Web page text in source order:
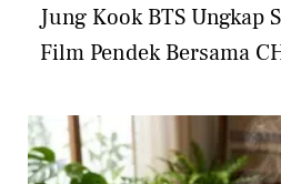
Jung Kook BTS Ungkap
Film Pendek Bersama